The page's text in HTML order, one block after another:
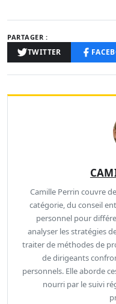
PARTAGER :
TWITTER
Camille Perrin couvre
catégorie, du conseil
personnel pour
analyser les stratégies
traiter de méthodes de
de dirigeants
personnels. Elle aborde
nourri par le suivi